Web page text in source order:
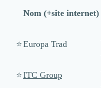
Espaces de Coworking
Nom (+site internet)
⭐️Europa Trad
⭐️ITC Group